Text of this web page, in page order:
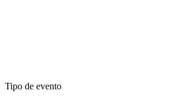
Tipo de evento